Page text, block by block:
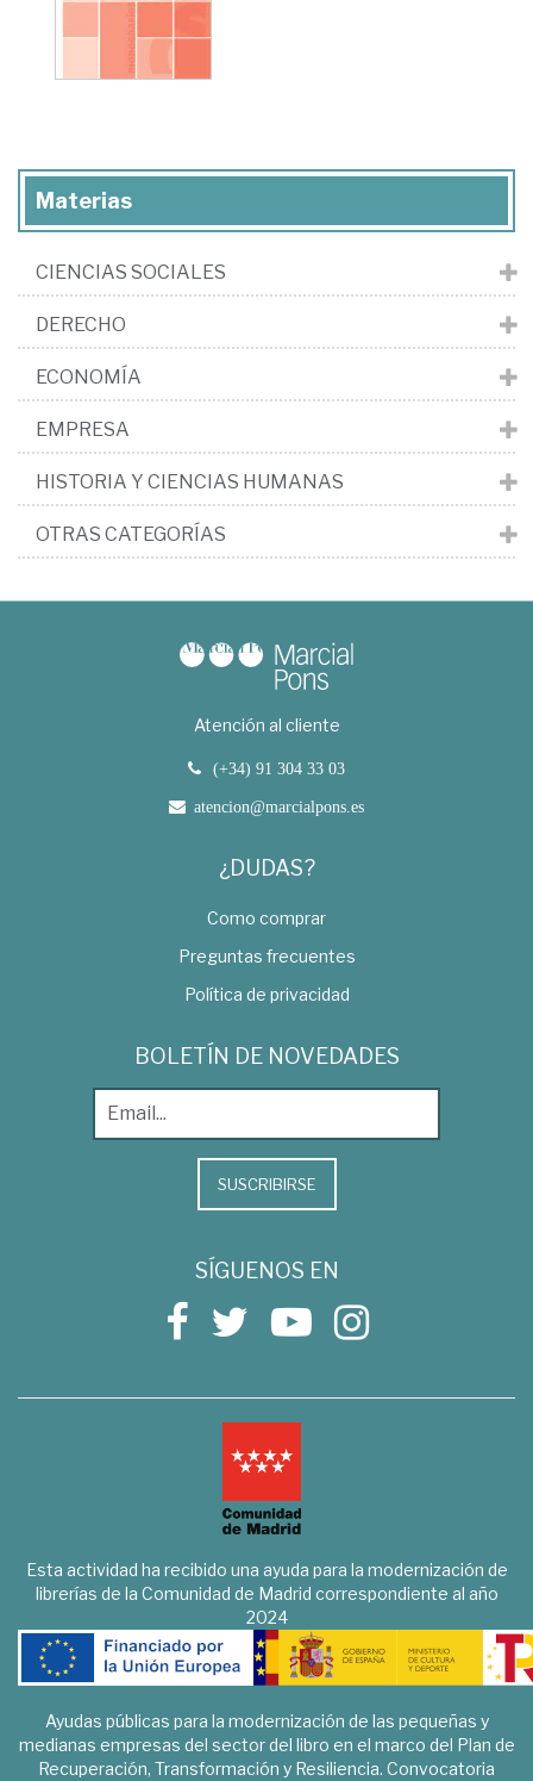
Materias
CIENCIAS SOCIALES
DERECHO
ECONOMÍA
EMPRESA
HISTORIA Y CIENCIAS HUMANAS
OTRAS CATEGORÍAS
Atención al cliente
(+34) 91 304 33 03
atencion@marcialpons.es
¿DUDAS?
Como comprar
Preguntas frecuentes
Política de privacidad
BOLETÍN DE NOVEDADES
SUSCRIBIRSE
SÍGUENOS EN
Esta actividad ha recibido una ayuda para la modernización de
librerías de la Comunidad de Madrid correspondiente al año
2024
Ayudas públicas para la modernización de las pequeñas y
medianas empresas del sector del libro en el marco del Plan de
Recuperación, Transformación y Resiliencia. Convocatoria